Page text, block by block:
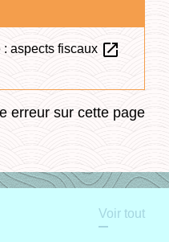
aspects fiscaux open_in_new
erreur sur cette page
Voir tout